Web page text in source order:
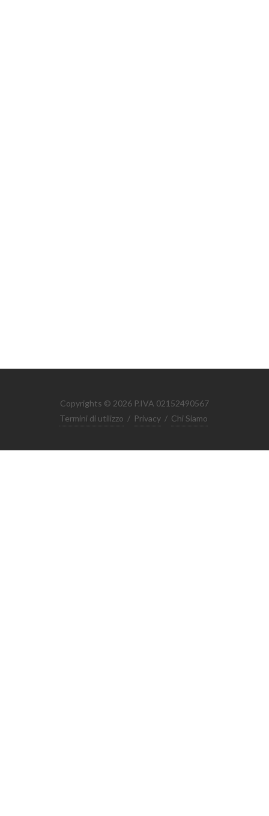
Copyrights © 2026 P.IVA 02152490567
Termini di utilizzo / Privacy / Chi Siamo